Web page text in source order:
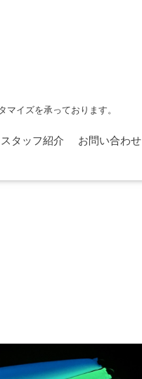
イズを承っております。
スタッフ紹介
お問い合わせ